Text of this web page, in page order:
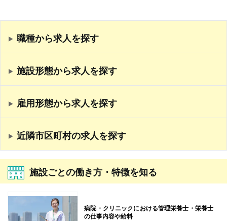
職種から求人を探す
施設形態から求人を探す
雇用形態から求人を探す
近隣市区町村の求人を探す
施設ごとの働き方・特徴を知る
病院・クリニックにおける管理栄養士・栄養士
の仕事内容や給料